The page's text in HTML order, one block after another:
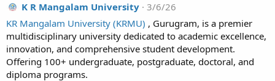
K R Mangalam University 3/6/26
KR Mangalam University (KRMU) , Gurugram, is a premier
multidisciplinary university dedicated to academic excellence,
innovation, and comprehensive student development.
Offering 100+ undergraduate, postgraduate, doctoral, and
diploma programs.